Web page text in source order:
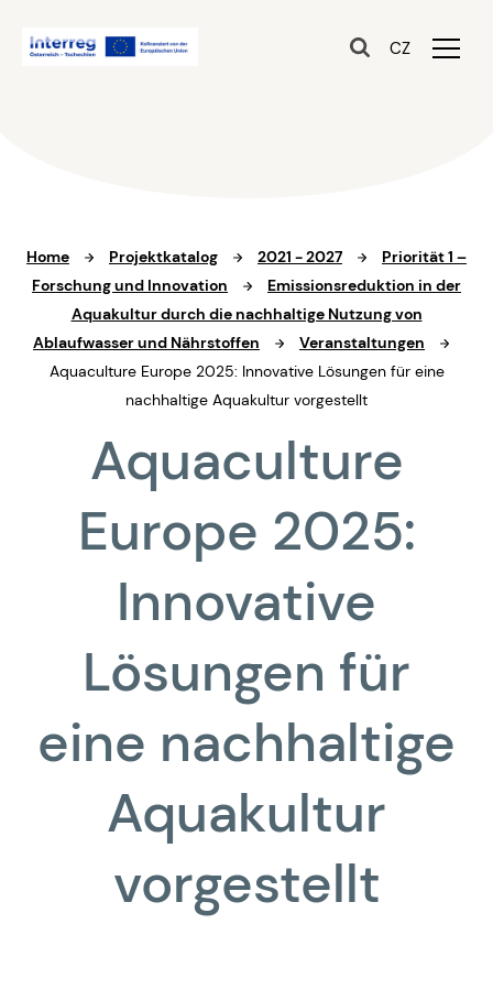
CZ
Home Projektkatalog 2021 - 2027
Priorität 1 –
Forschung und Innovation
Emissionsreduktion in der
Aquakultur durch die nachhaltige Nutzung von
Ablaufwasser und Nährstoffen
Veranstaltungen
Aquaculture Europe 2025: Innovative Lösungen für eine
nachhaltige Aquakultur vorgestellt
Aquaculture
Europe 2025:
Innovative
Lösungen für
eine nachhaltige
Aquakultur
vorgestellt